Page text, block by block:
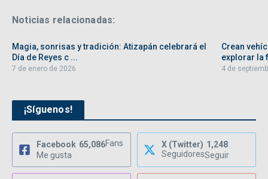
Noticias relacionadas:
Magia, sonrisas y tradición: Atizapán celebrará el
Día de Reyes c ...
7 de enero de 2026
Crean
explorar la
4 de
¡Síguenos!
Facebook 65,086Fans
Me gusta
X (Twitter) 1,248
SeguidoresSeguir